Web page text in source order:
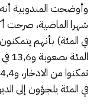
في المئة يلجؤون إلى